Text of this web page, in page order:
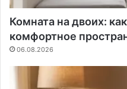
Комната на двоих:
комфортное
06.08.2026